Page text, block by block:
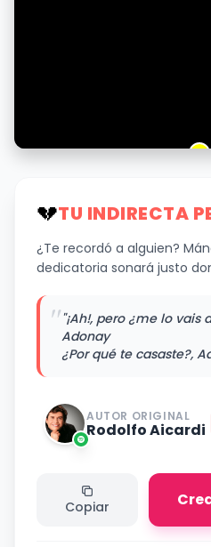
💔TU INDIRECTA
¿Te recordó a alguien?
dedicatoria sonará justo
""¡Ah!, pero ¿me lo vais
Adonay
¿Por qué te casaste?,
AUTOR ORIGINAL
Rodolfo Aicardi
Copiar